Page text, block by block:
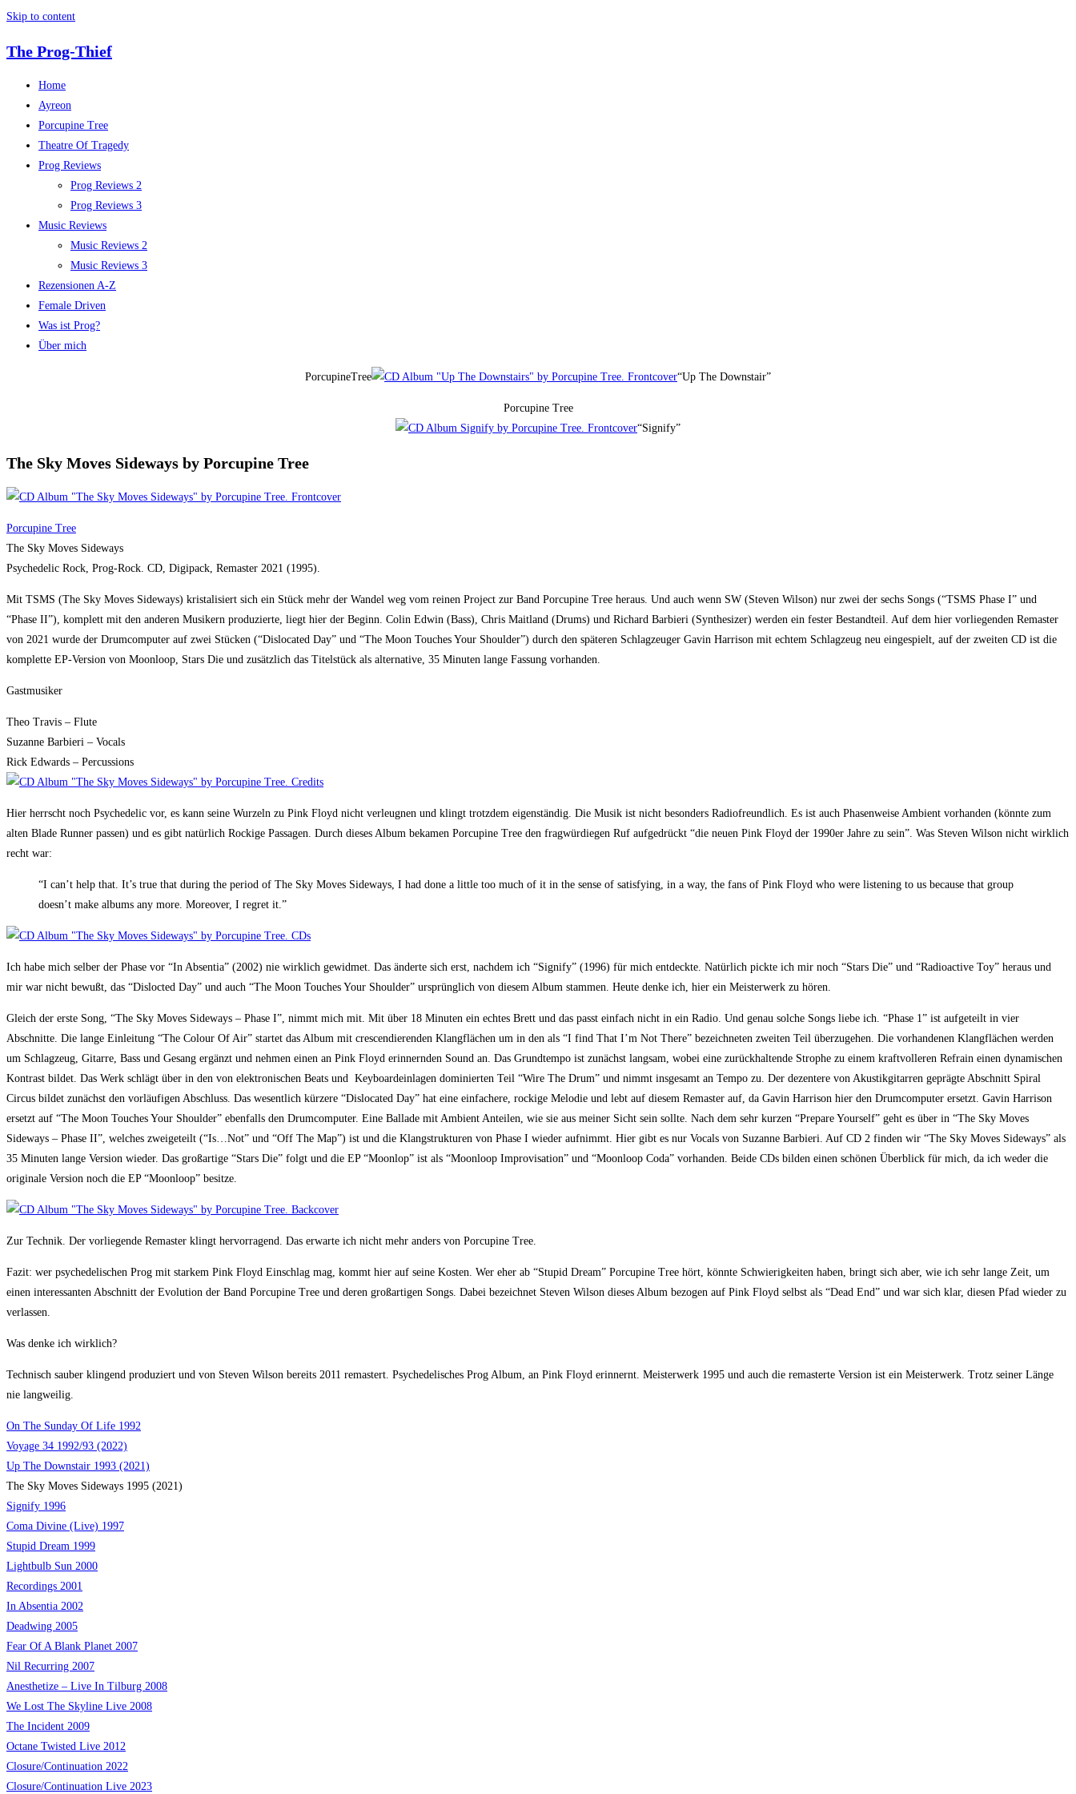
Skip to content
The Prog-Thief
Home
Ayreon
Porcupine Tree
Theatre Of Tragedy
Prog Reviews
Prog Reviews 2
Prog Reviews 3
Music Reviews
Music Reviews 2
Music Reviews 3
Rezensionen A-Z
Female Driven
Was ist Prog?
Über mich
PorcupineTree “Up The Downstair”
Porcupine Tree
“Signify”
The Sky Moves Sideways by Porcupine Tree
Porcupine Tree
The Sky Moves Sideways
Psychedelic Rock, Prog-Rock. CD, Digipack, Remaster 2021 (1995).
Mit TSMS (The Sky Moves Sideways) kristalisiert sich ein Stück mehr der Wandel weg vom reinen Project zur Band Porcupine Tree heraus. Und auch wenn SW (Steven Wilson) nur zwei der sechs Songs (“TSMS Phase I” und
“Phase II”), komplett mit den anderen Musikern produzierte, liegt hier der Beginn. Colin Edwin (Bass), Chris Maitland (Drums) und Richard Barbieri (Synthesizer) werden ein fester Bestandteil. Auf dem hier vorliegenden Remaster
von 2021 wurde der Drumcomputer auf zwei Stücken (“Dislocated Day” und “The Moon Touches Your Shoulder”) durch den späteren Schlagzeuger Gavin Harrison mit echtem Schlagzeug neu eingespielt, auf der zweiten CD ist die
komplette EP-Version von Moonloop, Stars Die und zusätzlich das Titelstück als alternative, 35 Minuten lange Fassung vorhanden.
Gastmusiker
Theo Travis – Flute
Suzanne Barbieri – Vocals
Rick Edwards – Percussions
Hier herrscht noch Psychedelic vor, es kann seine Wurzeln zu Pink Floyd nicht verleugnen und klingt trotzdem eigenständig. Die Musik ist nicht besonders Radiofreundlich. Es ist auch Phasenweise Ambient vorhanden (könnte zum
alten Blade Runner passen) und es gibt natürlich Rockige Passagen. Durch dieses Album bekamen Porcupine Tree den fragwürdiegen Ruf aufgedrückt “die neuen Pink Floyd der 1990er Jahre zu sein”. Was Steven Wilson nicht wirklich
recht war:
“I can’t help that. It’s true that during the period of The Sky Moves Sideways, I had done a little too much of it in the sense of satisfying, in a way, the fans of Pink Floyd who were listening to us because that group
doesn’t make albums any more. Moreover, I regret it.”
Ich habe mich selber der Phase vor “In Absentia” (2002) nie wirklich gewidmet. Das änderte sich erst, nachdem ich “Signify” (1996) für mich entdeckte. Natürlich pickte ich mir noch “Stars Die” und “Radioactive Toy” heraus und
mir war nicht bewußt, das “Dislocted Day” und auch “The Moon Touches Your Shoulder” ursprünglich von diesem Album stammen. Heute denke ich, hier ein Meisterwerk zu hören.
Gleich der erste Song, “The Sky Moves Sideways – Phase I”, nimmt mich mit. Mit über 18 Minuten ein echtes Brett und das passt einfach nicht in ein Radio. Und genau solche Songs liebe ich. “Phase 1” ist aufgeteilt in vier
Abschnitte. Die lange Einleitung “The Colour Of Air” startet das Album mit crescendierenden Klangflächen um in den als “I find That I’m Not There” bezeichneten zweiten Teil überzugehen. Die vorhandenen Klangflächen werden
um Schlagzeug, Gitarre, Bass und Gesang ergänzt und nehmen einen an Pink Floyd erinnernden Sound an. Das Grundtempo ist zunächst langsam, wobei eine zurückhaltende Strophe zu einem kraftvolleren Refrain einen dynamischen
Kontrast bildet. Das Werk schlägt über in den von elektronischen Beats und Keyboardeinlagen dominierten Teil “Wire The Drum” und nimmt insgesamt an Tempo zu. Der dezentere von Akustikgitarren geprägte Abschnitt Spiral
Circus bildet zunächst den vorläufigen Abschluss. Das wesentlich kürzere “Dislocated Day” hat eine einfachere, rockige Melodie und lebt auf diesem Remaster auf, da Gavin Harrison hier den Drumcomputer ersetzt. Gavin Harrison
ersetzt auf “The Moon Touches Your Shoulder” ebenfalls den Drumcomputer. Eine Ballade mit Ambient Anteilen, wie sie aus meiner Sicht sein sollte. Nach dem sehr kurzen “Prepare Yourself” geht es über in “The Sky Moves
Sideways – Phase II”, welches zweigeteilt (“Is…Not” und “Off The Map”) ist und die Klangstrukturen von Phase I wieder aufnimmt. Hier gibt es nur Vocals von Suzanne Barbieri. Auf CD 2 finden wir “The Sky Moves Sideways” als
35 Minuten lange Version wieder. Das großartige “Stars Die” folgt und die EP “Moonlop” ist als “Moonloop Improvisation” und “Moonloop Coda” vorhanden. Beide CDs bilden einen schönen Überblick für mich, da ich weder die
originale Version noch die EP “Moonloop” besitze.
Zur Technik. Der vorliegende Remaster klingt hervorragend. Das erwarte ich nicht mehr anders von Porcupine Tree.
Fazit: wer psychedelischen Prog mit starkem Pink Floyd Einschlag mag, kommt hier auf seine Kosten. Wer eher ab “Stupid Dream” Porcupine Tree hört, könnte Schwierigkeiten haben, bringt sich aber, wie ich sehr lange Zeit, um
einen interessanten Abschnitt der Evolution der Band Porcupine Tree und deren großartigen Songs. Dabei bezeichnet Steven Wilson dieses Album bezogen auf Pink Floyd selbst als “Dead End” und war sich klar, diesen Pfad wieder zu
verlassen.
Was denke ich wirklich?
Technisch sauber klingend produziert und von Steven Wilson bereits 2011 remastert. Psychedelisches Prog Album, an Pink Floyd erinnernt. Meisterwerk 1995 und auch die remasterte Version ist ein Meisterwerk. Trotz seiner Länge
nie langweilig.
On The Sunday Of Life 1992
Voyage 34 1992/93 (2022)
Up The Downstair 1993 (2021)
The Sky Moves Sideways 1995 (2021)
Signify 1996
Coma Divine (Live) 1997
Stupid Dream 1999
Lightbulb Sun 2000
Recordings 2001
In Absentia 2002
Deadwing 2005
Fear Of A Blank Planet 2007
Nil Recurring 2007
Anesthetize – Live In Tilburg 2008
We Lost The Skyline Live 2008
The Incident 2009
Octane Twisted Live 2012
Closure/Continuation 2022
Closure/Continuation Live 2023